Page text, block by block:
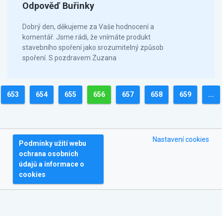
Odpověď Buřinky
Dobrý den, děkujeme za Vaše hodnocení a
komentář. Jsme rádi, že vnímáte produkt
stavebního spoření jako srozumitelný způsob
spoření. S pozdravem Zuzana
653 654 655 656 657 658 659 ...
Podmínky užití webu
ochrana osobních
údajů a informace o
cookies
Nastavení cookies